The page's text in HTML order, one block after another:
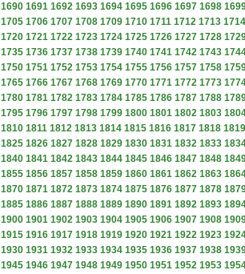
1690 1691 1692 1693 1694 1695 1696 1697 1698
1705 1706 1707 1708 1709 1710 1711 1712 1713 1714
1720 1721 1722 1723 1724 1725 1726 1727 1728
1735 1736 1737 1738 1739 1740 1741 1742 1743
1750 1751 1752 1753 1754 1755 1756 1757 1758
1765 1766 1767 1768 1769 1770 1771 1772 1773
1780 1781 1782 1783 1784 1785 1786 1787 1788
1795 1796 1797 1798 1799 1800 1801 1802 1803
1810 1811 1812 1813 1814 1815 1816 1817 1818 1819
1825 1826 1827 1828 1829 1830 1831 1832 1833
1840 1841 1842 1843 1844 1845 1846 1847 1848
1855 1856 1857 1858 1859 1860 1861 1862 1863
1870 1871 1872 1873 1874 1875 1876 1877 1878
1885 1886 1887 1888 1889 1890 1891 1892 1893
1900 1901 1902 1903 1904 1905 1906 1907 1908
1915 1916 1917 1918 1919 1920 1921 1922 1923
1930 1931 1932 1933 1934 1935 1936 1937 1938
1945 1946 1947 1948 1949 1950 1951 1952 1953